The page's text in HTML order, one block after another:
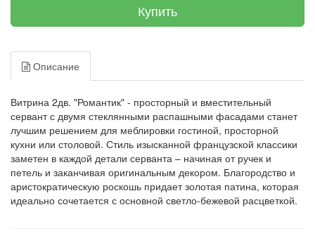
Купить
Описание
Витрина 2дв. "Романтик" - просторный и вместительный
сервант с двумя стеклянными распашными фасадами станет
лучшим решением для меблировки гостиной, просторной
кухни или столовой. Стиль изысканной французской классики
заметен в каждой детали серванта – начиная от ручек и
петель и заканчивая оригинальным декором. Благородство и
аристократическую роскошь придает золотая патина, которая
идеально сочетается с основной светло-бежевой расцветкой.